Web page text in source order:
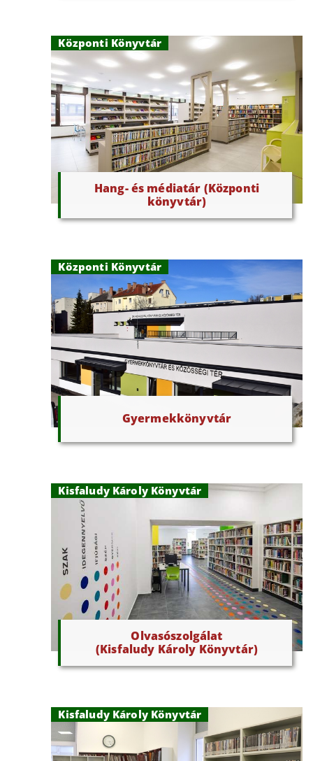
Központi Könyvtár
Hang- és médiatár (Központi
könyvtár)
Központi Könyvtár
Gyermekkönyvtár
Kisfaludy Károly Könyvtár
Olvasószolgálat
(Kisfaludy Károly Könyvtár)
Kisfaludy Károly Könyvtár